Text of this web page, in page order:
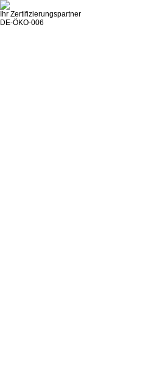
Ihr Zertifizierungspartner
DE-ÖKO-006